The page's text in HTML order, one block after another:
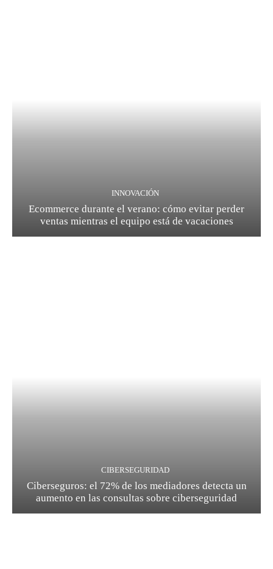
INNOVACIÓN
Ecommerce durante el verano: cómo evitar perder
ventas mientras el equipo está de vacaciones
CIBERSEGURIDAD
Ciberseguros: el 72% de los mediadores detecta un
aumento en las consultas sobre ciberseguridad